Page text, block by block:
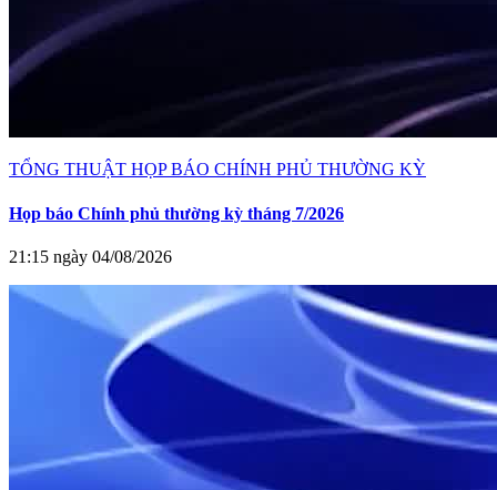
TỔNG THUẬT HỌP BÁO CHÍNH PHỦ THƯỜNG KỲ
Họp báo Chính phủ thường kỳ tháng 7/2026
21:15 ngày 04/08/2026